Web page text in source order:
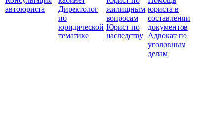
автоюриста
Директолог
по
юридической
тематике
жилищным
вопросам
Юрист по
наследству
юриста в
составлении
документов
Адвокат по
уголовным
делам